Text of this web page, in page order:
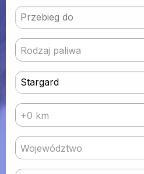
Rodzaj paliwa
+0 km
Województwo